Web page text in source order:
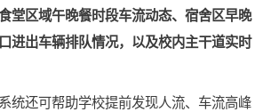
堂区域午晚餐时段车流动态、宿舍区早晚
进出车辆排队情况，以及校内主干道实时
统还可帮助学校提前发现人流、车流高峰